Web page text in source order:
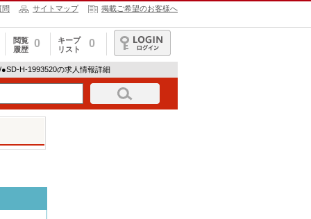
問 サイトマップ 掲載ご希望のお客様へ
閲覧
履歴
0
キープ
リスト
0
ログイン
H-1993520の求人情報詳細